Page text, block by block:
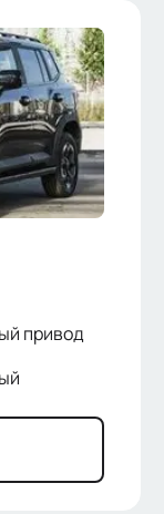
привод